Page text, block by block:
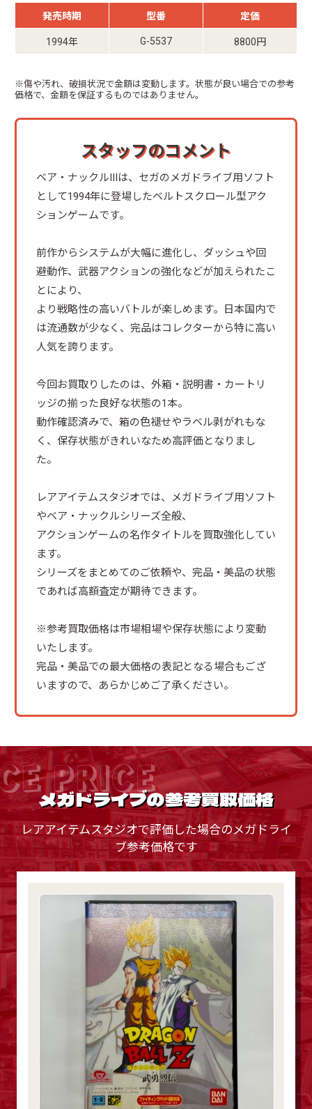
発売時期 型番 定価
1994年 G-5537 8800円
※傷や汚れ、破損状況で金額は変動します。状態が良い場合での参考
価格で、金額を保証するものではありません。
スタッフのコメント
ベア・ナックルIIIは、セガのメガドライブ用ソフト
として1994年に登場したベルトスクロール型アク
ションゲームです。
前作からシステムが大幅に進化し、ダッシュや回
避動作、武器アクションの強化などが加えられたこ
とにより、
より戦略性の高いバトルが楽しめます。日本国内で
は流通数が少なく、完品はコレクターから特に高い
人気を誇ります。
今回お買取りしたのは、外箱・説明書・カートリ
ッジの揃った良好な状態の1本。
動作確認済みで、箱の色褪せやラベル剥がれもな
く、保存状態がきれいなため高評価となりまし
た。
レアアイテムスタジオでは、メガドライブ用ソフト
やベア・ナックルシリーズ全般、
アクションゲームの名作タイトルを買取強化してい
ます。
シリーズをまとめてのご依頼や、完品・美品の状態
であれば高額査定が期待できます。
※参考買取価格は市場相場や保存状態により変動
いたします。
完品・美品での最大価格の表記となる場合もござ
いますので、あらかじめご了承ください。
PRICE
メガドライブの参考買取価格
レアアイテムスタジオで評価した場合のメガドライ
ブ参考価格です